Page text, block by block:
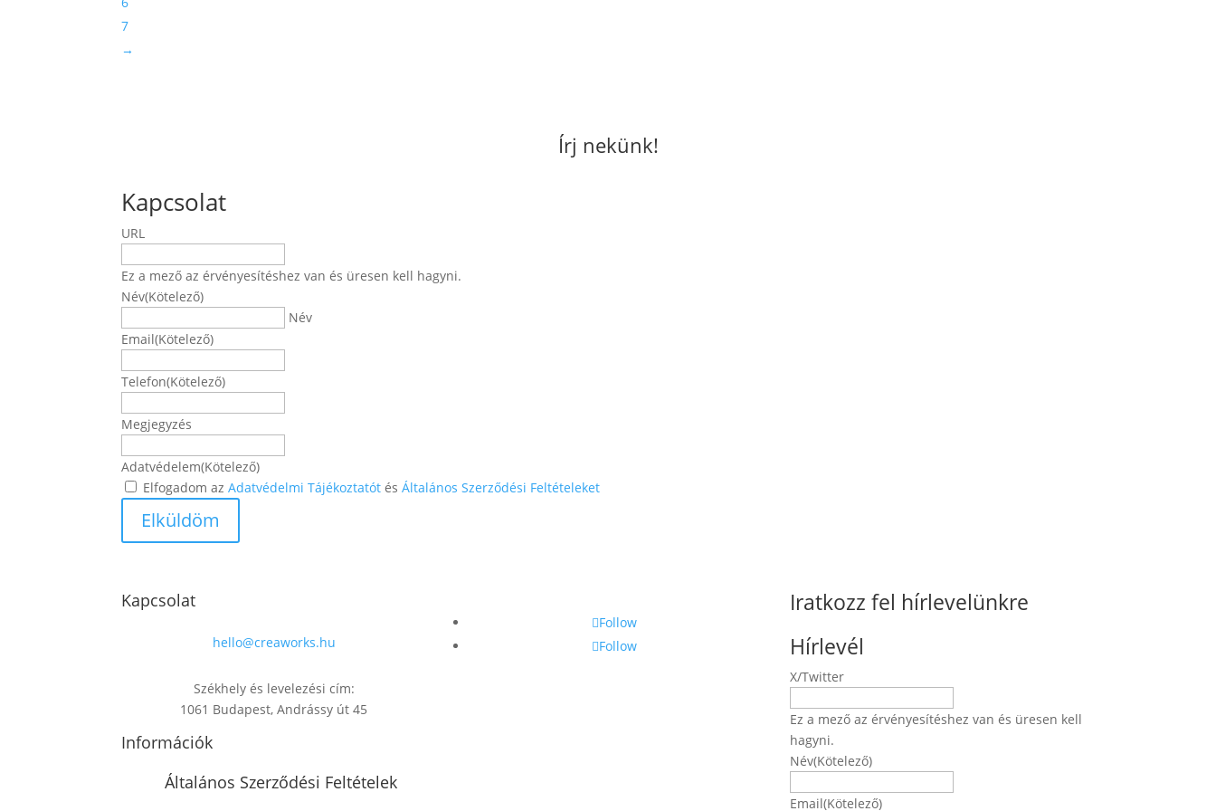
7
→
Írj nekünk!
Kapcsolat
URL
Ez a mező az érvényesítéshez van és üresen kell hagyni.
Név(Kötelező)
Név
Email(Kötelező)
Telefon(Kötelező)
Megjegyzés
Adatvédelem(Kötelező)
Elfogadom azAdatvédelmi Tájékoztatót ésÁltalános Szerződési Feltételeket
Kapcsolat
hello@creaworks.hu
Székhely és levelezési cím:
1061 Budapest, Andrássy út 45
Információk
Általános Szerződési Feltételek
Follow
Follow
Iratkozz fel hírlevelünkre
Hírlevél
X/Twitter
Ez a mező az érvényesítéshez van és üresen kell
hagyni.
Név(Kötelező)
Email(Kötelező)